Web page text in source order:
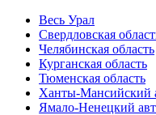
Весь Урал
Свердловская
Челябинская область
Курганская область
Тюменская область
Ханты-Мансийский
Ямало-Ненецкий